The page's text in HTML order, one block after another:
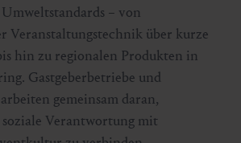
– von
Veranstaltungstechnik über kurze
hin zu regionalen Produkten in
Gastgeberbetriebe und
gemeinsam daran,
Verantwortung mit